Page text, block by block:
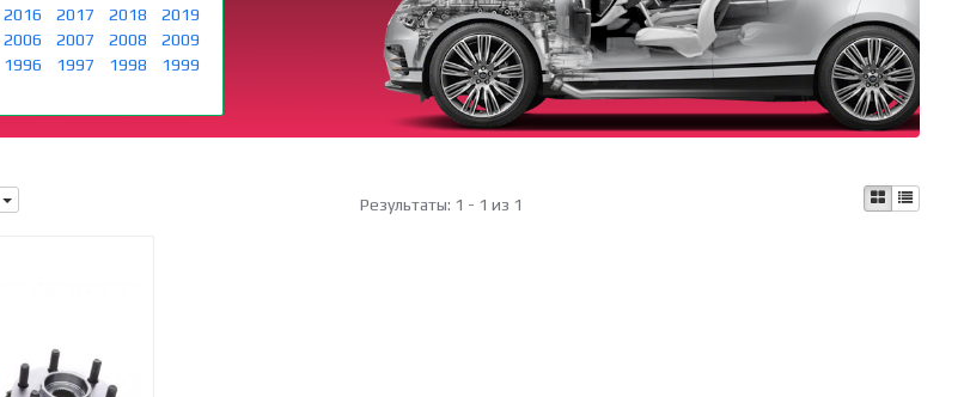
2016 2017 2018
2019
2006 2007 2008
2009
1996 1997 1998
1999
Результаты: 1 - 1 из 1